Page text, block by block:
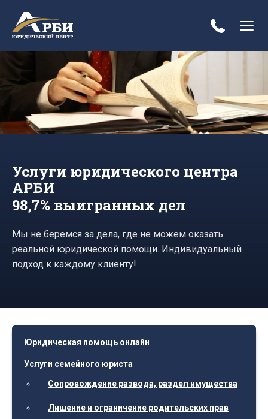
Услуги юридического центра
АРБИ
98,7% выигранных дел
Мы не беремся за дела, где не можем оказать
реальной юридической помощи. Индивидуальный
подход к каждому клиенту!
Юридическая помощь онлайн
Услуги семейного юриста
Сопровождение развода, раздел имущества
Лишение и ограничение родительских прав